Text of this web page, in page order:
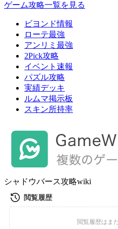
ゲーム攻略一覧を見る
ビヨンド情報
ローテ最強
アンリミ最強
2Pick攻略
イベント速報
パズル攻略
実績デッキ
ルムマ掲示板
スキン所持率
シャドウバース攻略wiki